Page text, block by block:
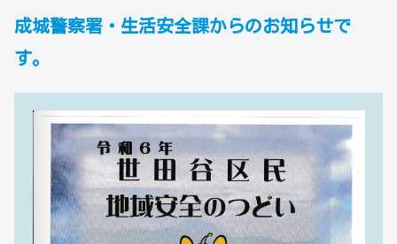
成城警察署・生活安全課からのお知らせで
す。